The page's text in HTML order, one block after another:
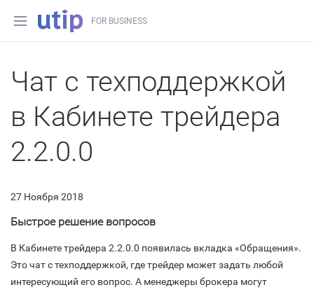
FOR BUSINESS
Чат с техподдержкой
в Кабинете трейдера
2.2.0.0
27 Ноября 2018
Быстрое решение вопросов
В Кабинете трейдера 2.2.0.0 появилась вкладка «Обращения».
Это чат с техподдержкой, где трейдер может задать любой
интересующий его вопрос. А менеджеры брокера могут